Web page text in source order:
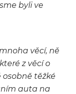
byli ve
věcí, ně
z věcí o
osobně těžké
auta na